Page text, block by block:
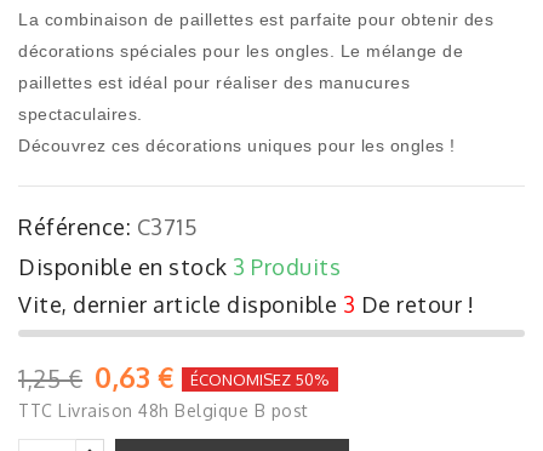
La combinaison de paillettes est parfaite pour obtenir des
décorations spéciales pour les ongles. Le mélange de
paillettes est idéal pour réaliser des manucures
spectaculaires.
Découvrez ces décorations uniques pour les ongles !
Référence: C3715
Disponible en stock 3 Produits
Vite, dernier article disponible 3 De retour !
1,25 € 0,63 € ÉCONOMISEZ 50%
TTC Livraison 48h Belgique B post